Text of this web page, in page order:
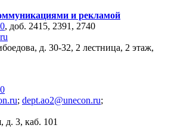
и рекламой
, доб. 2415, 2391, 2740
д. 30-32, 2 лестница, 2 этаж,
; dept.ao2@unecon.ru;
д. 3, каб. 101